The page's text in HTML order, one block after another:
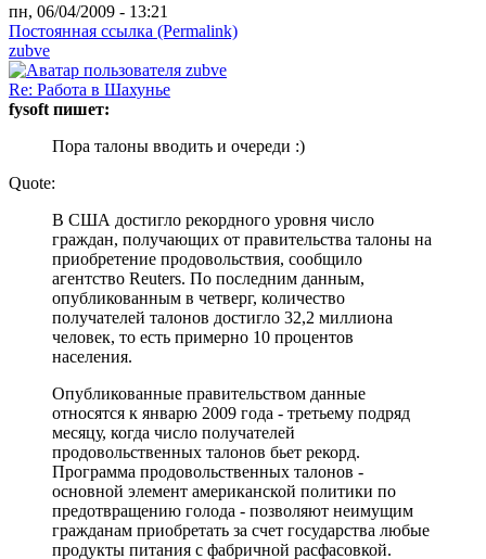
пн, 06/04/2009 - 13:21
Постоянная ссылка (Permalink)
zubve
Re: Работа в Шахунье
fysoft пишет:
Пора талоны вводить и очереди :)
Quote:
В США достигло рекордного уровня число
граждан, получающих от правительства талоны на
приобретение продовольствия, сообщило
агентство Reuters. По последним данным,
опубликованным в четверг, количество
получателей талонов достигло 32,2 миллиона
человек, то есть примерно 10 процентов
населения.
Опубликованные правительством данные
относятся к январю 2009 года - третьему подряд
месяцу, когда число получателей
продовольственных талонов бьет рекорд.
Программа продовольственных талонов -
основной элемент американской политики по
предотвращению голода - позволяют неимущим
гражданам приобретать за счет государства любые
продукты питания с фабричной расфасовкой.